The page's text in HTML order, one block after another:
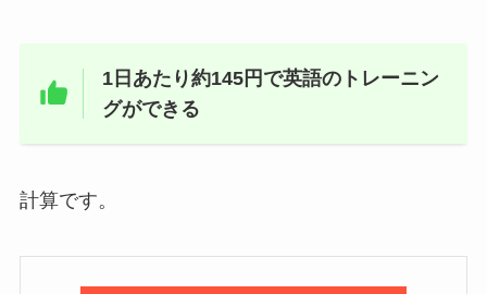
1日あたり約145円で英語のトレーニン
グができる
計算です。